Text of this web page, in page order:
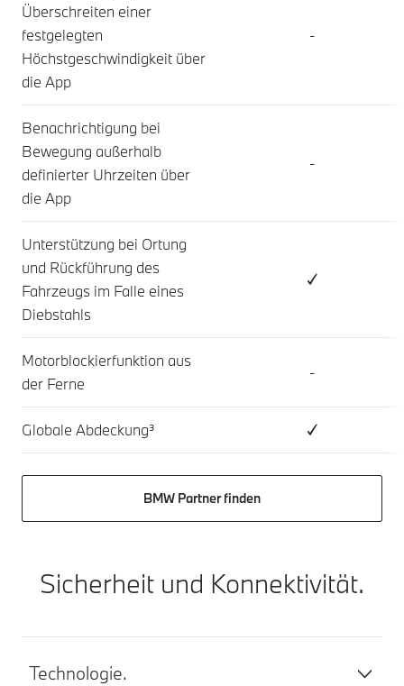
Überschreiten einer
festgelegten
Höchstgeschwindigkeit über
die App
-
Benachrichtigung bei
Bewegung außerhalb
definierter Uhrzeiten über
die App
-
Unterstützung bei Ortung
und Rückführung des
Fahrzeugs im Falle eines
Diebstahls
✓
Motorblockierfunktion aus
der Ferne
-
Globale Abdeckung³ ✓
BMW Partner finden
Sicherheit und Konnektivität.
Technologie.